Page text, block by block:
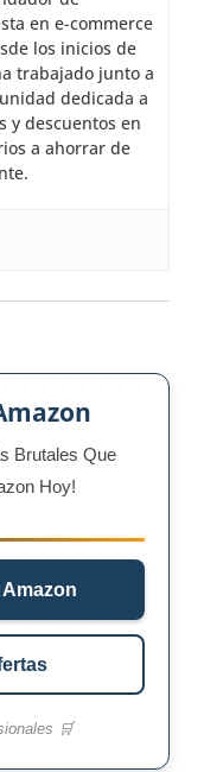
en e-commerce
los inicios de
trabajado junto a
dedicada a
y descuentos en
a ahorrar de
Brutales Que
Hoy!
🛒